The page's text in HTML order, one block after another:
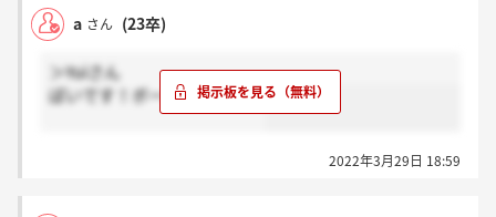
a さん (23卒)
＞Yuiさん
ぽいです！ボーダー低め！？
2022年3月29日 18:59